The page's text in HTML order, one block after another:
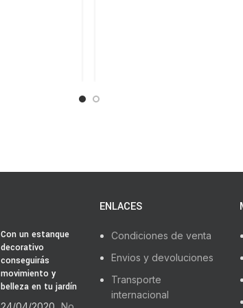
Con un estanque
decorativo
conseguirás
movimiento y
belleza en tu jardín
ENLACES
Condiciones de venta
Envios y devoluciones
Transporte
internacional